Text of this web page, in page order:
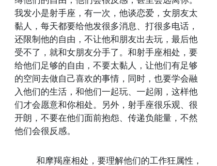
我发小是射手座，有一次，他谈恋爱，女朋友太
黏人，每天都要给他发很多消息、打很多电话，
还限制他的自由，不让他和朋友出去玩，最后他
受不了，就和女朋友分手了。和射手座相处，要
给他们足够的自由，不要太黏人，让他们有足够
的空间去做自己喜欢的事情，同时，也要学会融
入他们的生活，和他们一起玩、一起闹，这样他
们才会愿意和你相处。另外，射手座很乐观、很
开朗，不要在他们面前抱怨、传递负能量，不然
他们会很反感。
和摩羯座相处，要理解他们的工作狂属性，